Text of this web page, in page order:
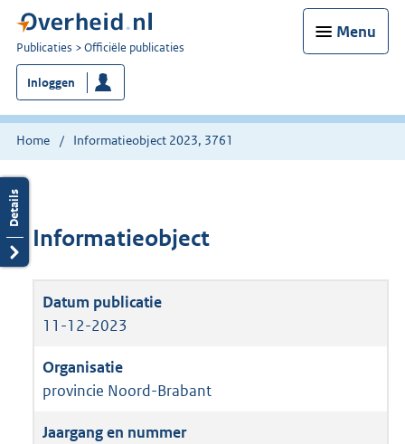
Menu
U
bent
nu
hier:
Publicaties Officiële publicaties
Inloggen
Home Informatieobject 2023, 3761
Informatieobject
11-12-2023
provincie Noord-Brabant